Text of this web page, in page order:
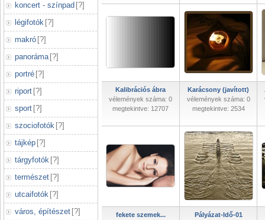
koncert - színpad [?]
légifotók [?]
makró [?]
panoráma [?]
portré [?]
riport [?]
sport [?]
szociofotók [?]
tájkép [?]
tárgyfotók [?]
természet [?]
utcaifotók [?]
város, építészet [?]
Kalibrációs ábra
vélemények száma: 0
megtekintve: 12707
Karácsony (javított)
vélemények száma: 0
megtekintve: 2534
fekete szemek...
Pályázat-Idő-01